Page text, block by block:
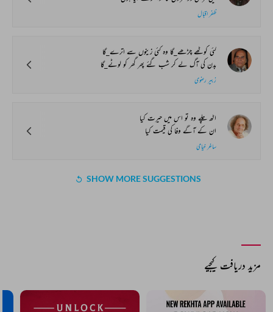
ہماری پسند
سبھی کو اپنا سمجھتا ہوں کیا ہوا ہے مجھے
بچھڑ کے تجھ سے عجب روگ لگ گیا ہے مجھے
آشفتہ چنگیزی
بادل امبر پہ نہ دھرتی پہ شجر ہے بابا
زندگی دھوپ میں صحرا کا سفر ہے بابا
نوبہار صابر
بدن کی آگ لے کر شب گئے پھر گھر کو لوٹے_گا